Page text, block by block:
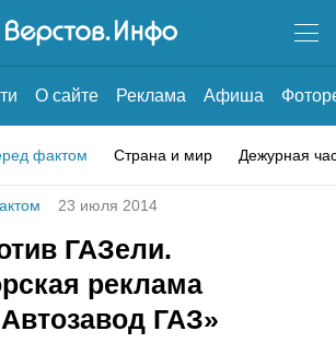
О сайте Реклама Афиша
фактом Страна и мир Дежурная
23 июля 2014
ГАЗели.
реклама
ГАЗ»